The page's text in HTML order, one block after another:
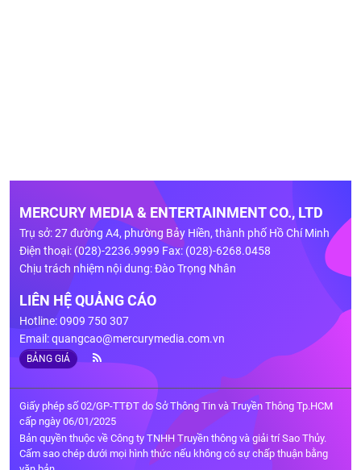
MERCURY MEDIA & ENTERTAINMENT CO., LTD
Trụ sở: 27 đường A4, phường Bảy Hiền, thành phố Hồ Chí Minh
Điện thoại: (028)-2236.9999 Fax: (028)-6268.0458
Chịu trách nhiệm nội dung: Đào Trọng Nhân
LIÊN HỆ QUẢNG CÁO
Hotline: 0909 750 307
Email:quangcao@mercurymedia.com.vn
BẢNG GIÁ
Giấy phép số 02/GP-TTĐT do Sở Thông Tin và Truyền Thông Tp.HCM
cấp ngày 06/01/2025
Bản quyền thuộc về Công ty TNHH Truyền thông và giải trí Sao Thủy.
Cấm sao chép dưới mọi hình thức nếu không có sự chấp thuận bằng